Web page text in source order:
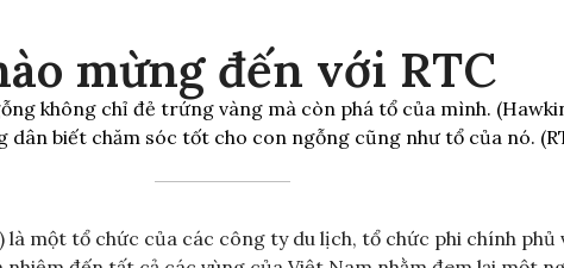
mừng đến với RTC
không chỉ đẻ trứng vàng mà còn phá tổ của mình.
dân biết chăm sóc tốt cho con ngỗng cũng như tổ của nó.
là một tổ chức của các công ty du lịch, tổ chức phi chính